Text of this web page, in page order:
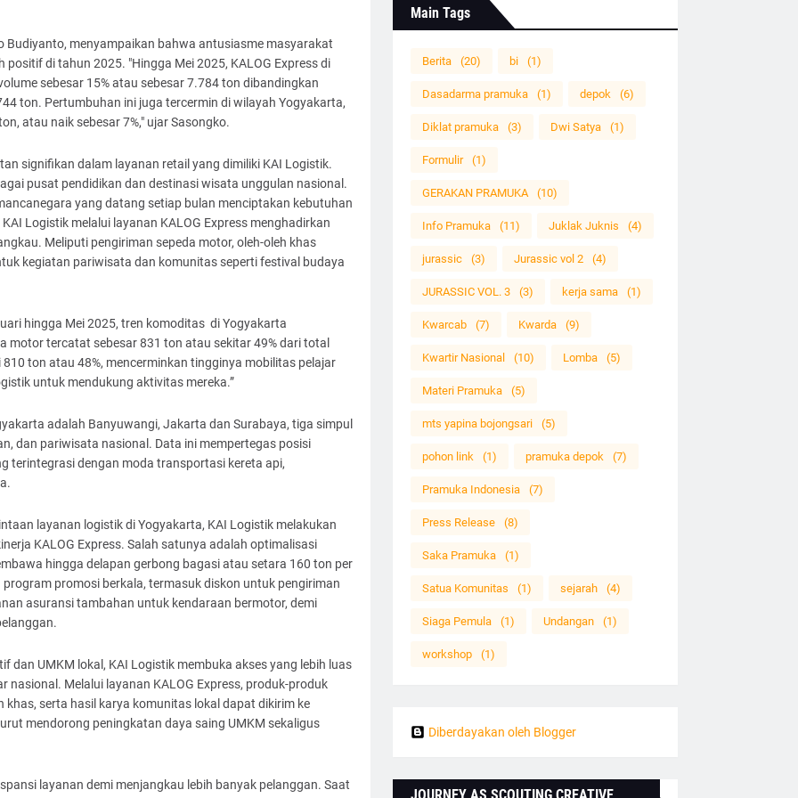
Budiyanto, menyampaikan bahwa antusiasme masyarakat
di tahun 2025. "Hingga Mei 2025, KALOG Express di
sebesar 15% atau sebesar 7.784 ton dibandingkan
ton. Pertumbuhan ini juga tercermin di wilayah Yogyakarta,
atau naik sebesar 7%," ujar Sasongko.
signifikan dalam layanan retail yang dimiliki KAI Logistik.
pusat pendidikan dan destinasi wisata unggulan nasional.
yang datang setiap bulan menciptakan kebutuhan
Logistik melalui layanan KALOG Express menghadirkan
Meliputi pengiriman sepeda motor, oleh-oleh khas
kegiatan pariwisata dan komunitas seperti festival budaya
hingga Mei 2025, tren komoditas di Yogyakarta
motor tercatat sebesar 831 ton atau sekitar 49% dari total
ton atau 48%, mencerminkan tingginya mobilitas pelajar
untuk mendukung aktivitas mereka.”
adalah Banyuwangi, Jakarta dan Surabaya, tiga simpul
dan pariwisata nasional. Data ini mempertegas posisi
terintegrasi dengan moda transportasi kereta api,
layanan logistik di Yogyakarta, KAI Logistik melakukan
KALOG Express. Salah satunya adalah optimalisasi
hingga delapan gerbong bagasi atau setara 160 ton per
promosi berkala, termasuk diskon untuk pengiriman
asuransi tambahan untuk kendaraan bermotor, demi
dan UMKM lokal, KAI Logistik membuka akses yang lebih luas
nasional. Melalui layanan KALOG Express, produk-produk
serta hasil karya komunitas lokal dapat dikirim ke
mendorong peningkatan daya saing UMKM sekaligus
layanan demi menjangkau lebih banyak pelanggan. Saat
Main Tags
Berita (20) bi (1)
Dasadarma pramuka (1) depok (6)
Diklat pramuka (3) Dwi Satya (1)
Formulir (1)
GERAKAN PRAMUKA (10)
Info Pramuka (11) Juklak Juknis (4)
jurassic (3) Jurassic vol 2 (4)
JURASSIC VOL. 3 (3) kerja sama (1)
Kwarcab (7) Kwarda (9)
Kwartir Nasional (10) Lomba (5)
Materi Pramuka (5)
mts yapina bojongsari (5)
pohon link (1) pramuka depok (7)
Pramuka Indonesia (7)
Press Release (8)
Saka Pramuka (1)
Satua Komunitas (1) sejarah (4)
Siaga Pemula (1) Undangan (1)
workshop (1)
Diberdayakan oleh Blogger